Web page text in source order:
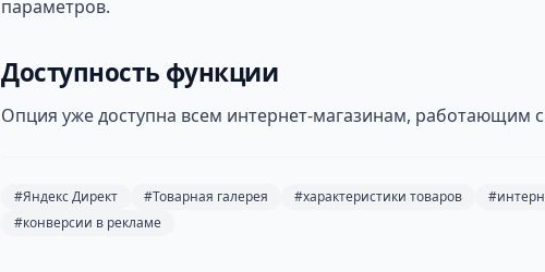
параметров.
Доступность функции
Опция уже доступна всем интернет-магазинам, работающим
#Яндекс Директ #Товарная галерея #характеристики товаров
#конверсии в рекламе